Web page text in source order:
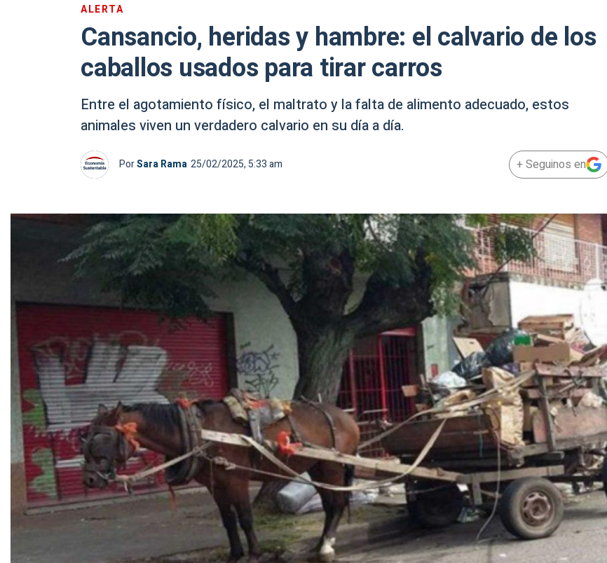
ALERTA
Cansancio, heridas y hambre: el calvario de los
caballos usados para tirar carros
Entre el agotamiento físico, el maltrato y la falta de alimento adecuado, estos
animales viven un verdadero calvario en su día a día.
PorSara Rama 25/02/2025, 5:33 am + Seguinos en